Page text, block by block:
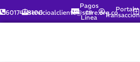
6017448100servicioalcliente@scare.org.co
Pagos
en
Línea
Portal